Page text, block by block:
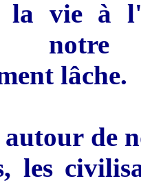
vie à
notre
lâche.
autour de
les